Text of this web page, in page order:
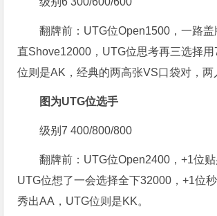
翻牌前：UTG位Open1500，一路
直Shove12000，UTG位思考再三选择
位则是AK，经典的两高张VS口袋对，两
图为UTG位选手
级别7 400/800/800
翻牌前：UTG位Open2400，+1位贴
UTG位想了一会选择全下32000，+1位
秀出AA，UTG位则是KK。